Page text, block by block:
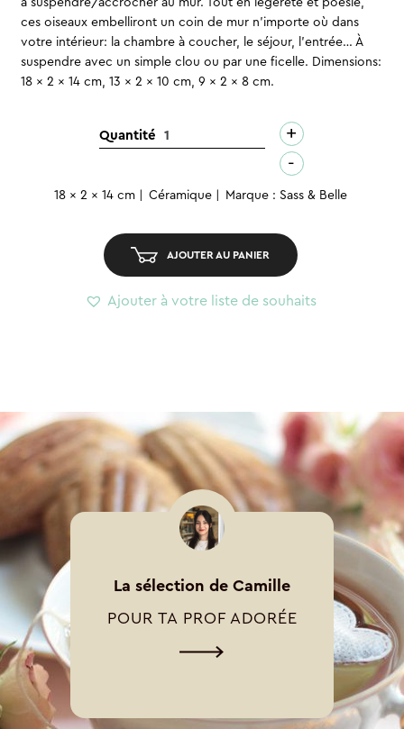
initial
était :
18,90 CHF.
actuel
est :
15,00 CHF.
à suspendre/accrocher au mur. Tout en légèreté et poésie,
ces oiseaux embelliront un coin de mur n’importe où dans
votre intérieur: la chambre à coucher, le séjour, l’entrée… À
suspendre avec un simple clou ou par une ficelle. Dimensions:
18 x 2 x 14 cm, 13 x 2 x 10 cm, 9 x 2 x 8 cm.
Quantitéquantité
à
+
-
18 x 2 x 14 cm Céramique Marque : Sass & Belle
AJOUTER AU PANIER
Ajouter à votre liste de souhaits
La sélection de Camille
POUR TA PROF ADORÉE